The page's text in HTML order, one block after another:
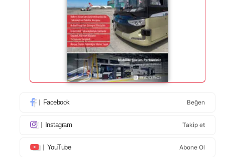
Facebook Beğen
Instagram Takip et
YouTube Abone Ol